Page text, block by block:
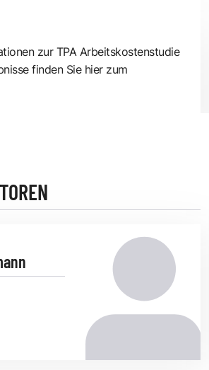
zur TPA Arbeitskostenstudie
finden Sie hier zum